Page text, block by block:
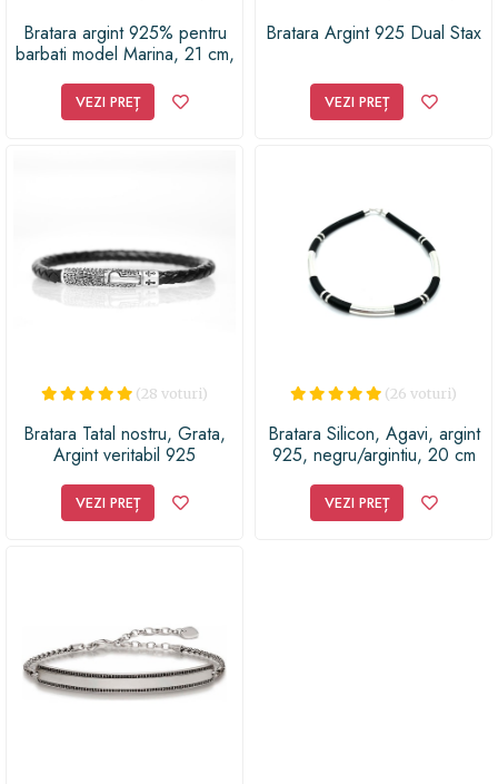
Bratara argint 925% pentru
barbati model Marina, 21 cm,
VEZI PREȚ
Bratara Argint 925 Dual Stax
VEZI PREȚ
(28 voturi)
Bratara Tatal nostru, Grata,
Argint veritabil 925
VEZI PREȚ
(26 voturi)
Bratara Silicon, Agavi, argint
925, negru/argintiu, 20 cm
VEZI PREȚ